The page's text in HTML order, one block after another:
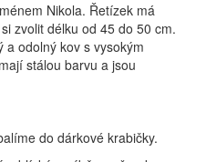
Nikola. Řetízek má
zvolit délku od 45 do 50 cm.
a odolný kov s vysokým
stálou barvu a jsou
do dárkové krabičky.